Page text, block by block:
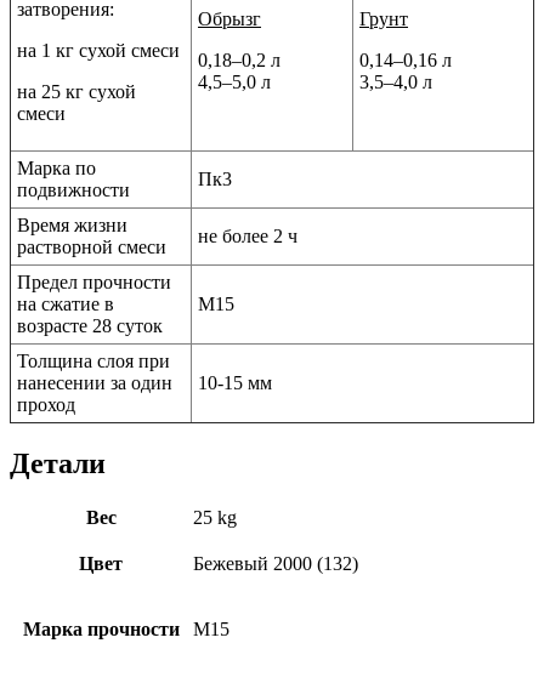
затворения:
на 1 кг сухой смеси
на 25 кг сухой
смеси
Обрызг
0,18–0,2 л
4,5–5,0 л
Грунт
0,14–0,16 л
3,5–4,0 л
Марка по
подвижности
Пк3
Время жизни
растворной смеси
не более 2 ч
Предел прочности
на сжатие в
возрасте 28 суток
М15
Толщина слоя при
нанесении за один
проход
10-15 мм
Детали
Вес 25 kg
Цвет Бежевый 2000 (132)
Марка прочности М15